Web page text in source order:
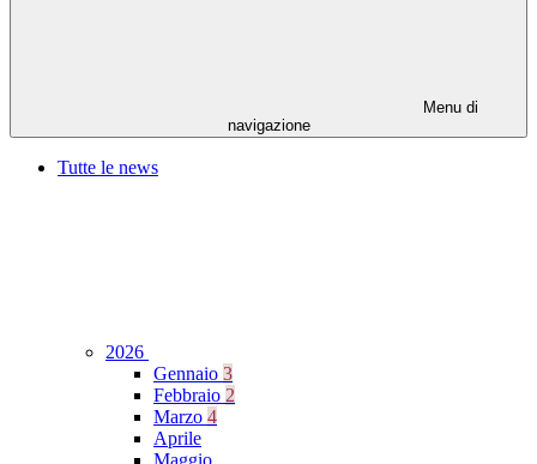
Menu di
navigazione
Tutte le news
2026
Gennaio 3
Febbraio 2
Marzo 4
Aprile